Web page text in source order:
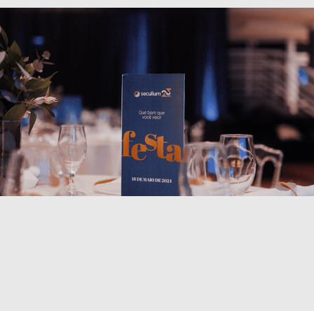
Secullum Software - Evento Corporativo